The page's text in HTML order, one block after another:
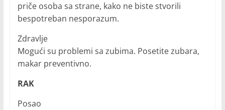
priče osoba sa strane, kako ne biste stvorili
bespotreban nesporazum.
Zdravlje
Mogući su problemi sa zubima. Posetite zubara,
makar preventivno.
RAK
Posao